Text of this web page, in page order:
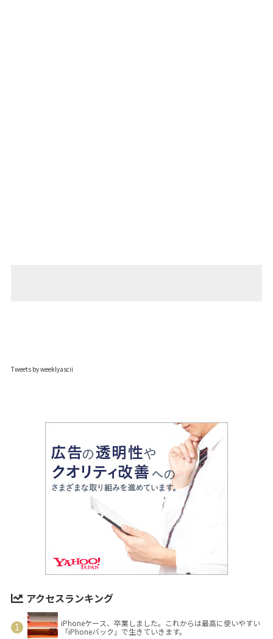
Tweets by weeklyascii
アクセスランキング
iPhoneケース、卒業しました。これからは最高に使いやすい
「iPhoneバック」で生きていきます。